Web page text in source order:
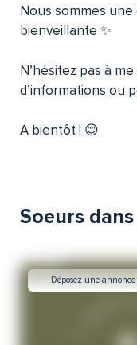
Nous sommes
bienveillante ✨
N’hésitez pas à
d’informations ou
A bientôt ! 😊
Soeurs
Déposez une